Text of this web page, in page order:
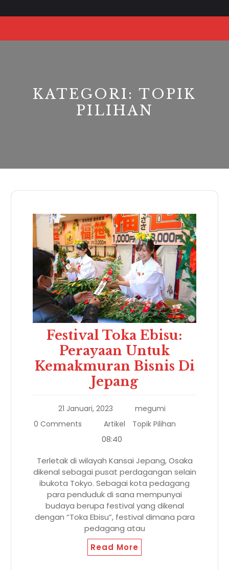
to
KATEGORI: TOPIK
PILIHAN
Festival Toka Ebisu:
Perayaan Untuk
Kemakmuran Bisnis Di
Jepang
21 Januari, 2023
megumi
0 Comments
Artikel Topik Pilihan
08:40
Terletak di wilayah Kansai Jepang, Osaka
dikenal sebagai pusat perdagangan selain
ibukota Tokyo. Sebagai kota pedagang
para penduduk di sana mempunyai
budaya berupa festival yang dikenal
dengan “Toka Ebisu”, festival dimana para
pedagang atau
Read More